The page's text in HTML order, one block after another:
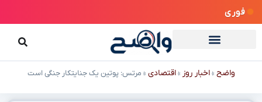
فوری
واضح »اخبار روز »اقتصادی » مرتس: پوتین یک جنایتکار جنگی است